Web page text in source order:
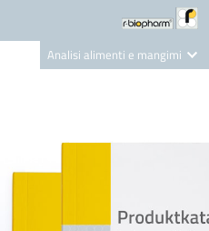
Analisi alimenti e mangimi
Nutrition Care